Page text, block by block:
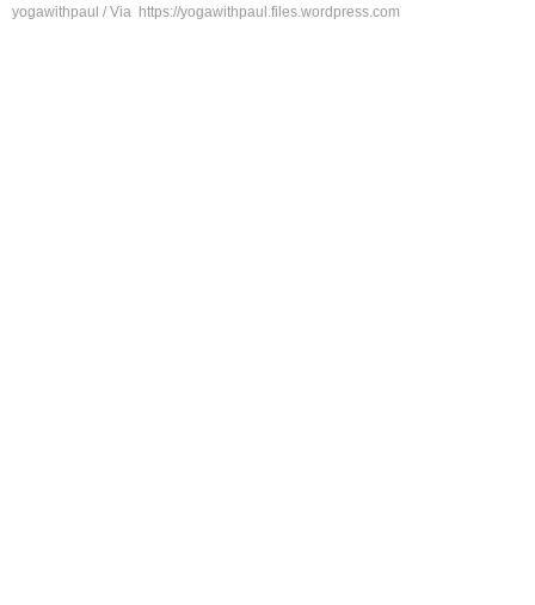
yogawithpaul / Via https://yogawithpaul.files.wordpress.com